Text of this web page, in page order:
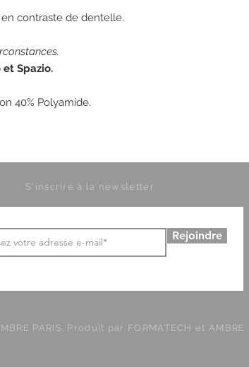
contraste de dentelle.
et Spazio.
40% Polyamide.
S'inscrire à la newsletter
Rejoindre
PARIS. Produit par FORMATECH et AMBRE